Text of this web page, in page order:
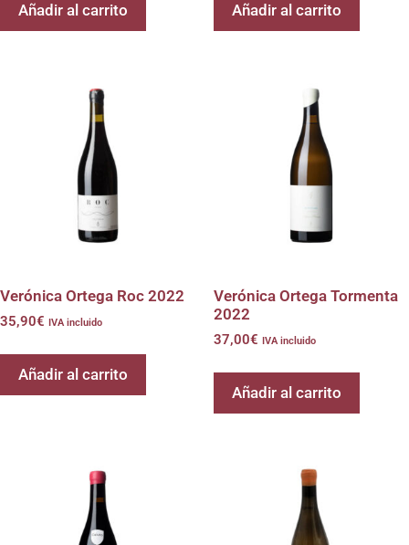
Añadir al carrito Añadir al carrito
Verónica Ortega Roc 2022
35,90€ IVA incluido
Añadir al carrito
Verónica Ortega Tormenta
2022
37,00€ IVA incluido
Añadir al carrito